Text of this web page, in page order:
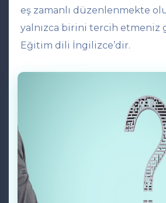
eş zamanlı düzenlenmekte
yalnızca birini tercih etmeniz
Eğitim dili İngilizce’dir.